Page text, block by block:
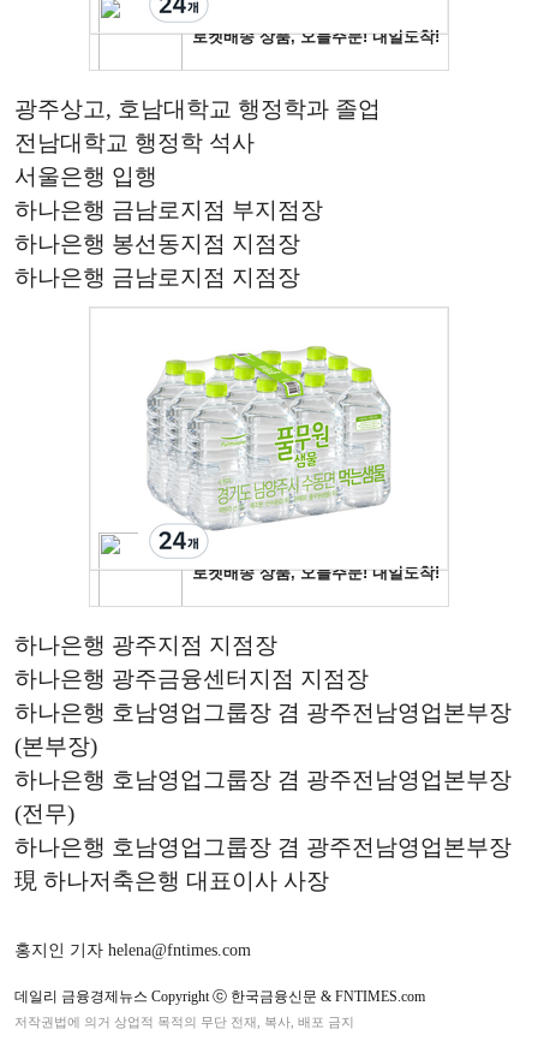
광주상고, 호남대학교 행정학과 졸업
전남대학교 행정학 석사
서울은행 입행
하나은행 금남로지점 부지점장
하나은행 봉선동지점 지점장
하나은행 금남로지점 지점장
하나은행 광주지점 지점장
하나은행 광주금융센터지점 지점장
하나은행 호남영업그룹장 겸 광주전남영업본부장
(본부장)
하나은행 호남영업그룹장 겸 광주전남영업본부장
(전무)
하나은행 호남영업그룹장 겸 광주전남영업본부장
現 하나저축은행 대표이사 사장
홍지인 기자 helena@fntimes.com
데일리 금융경제뉴스 Copyright ⓒ 한국금융신문 & FNTIMES.com
저작권법에 의거 상업적 목적의 무단 전재, 복사, 배포 금지